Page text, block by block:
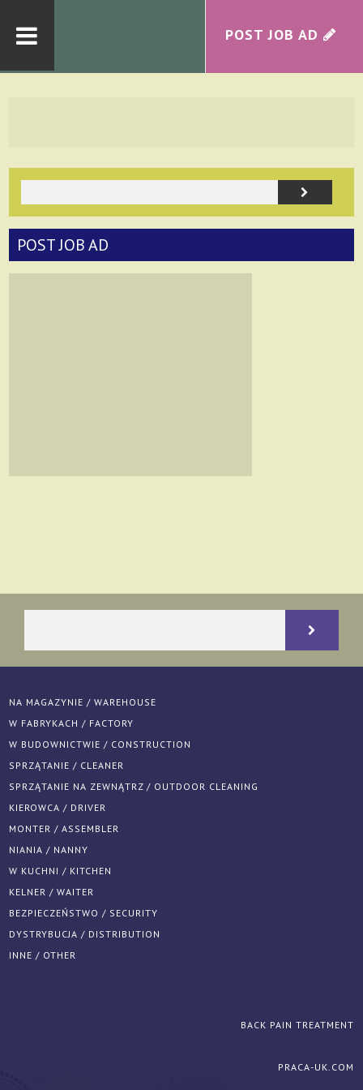
POST JOB AD
POST JOB AD
NA MAGAZYNIE / WAREHOUSE
W FABRYKACH / FACTORY
W BUDOWNICTWIE / CONSTRUCTION
SPRZĄTANIE / CLEANER
SPRZĄTANIE NA ZEWNĄTRZ / OUTDOOR CLEANING
KIEROWCA / DRIVER
MONTER / ASSEMBLER
NIANIA / NANNY
W KUCHNI / KITCHEN
KELNER / WAITER
BEZPIECZEŃSTWO / SECURITY
DYSTRYBUCJA / DISTRIBUTION
INNE / OTHER
BACK PAIN TREATMENT
PRACA-UK.COM